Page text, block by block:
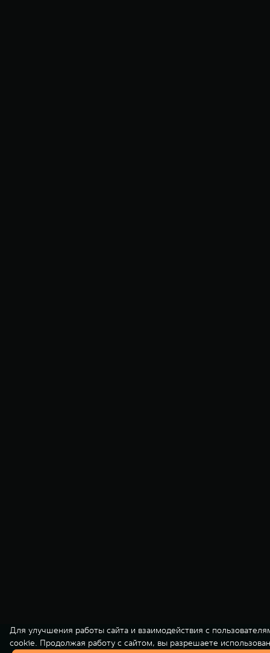
Для улучшения работы сайта и взаимодействия с
cookie. Продолжая работу с сайтом, вы разрешаете